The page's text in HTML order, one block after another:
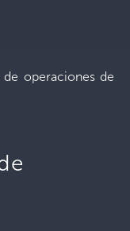
operaciones de